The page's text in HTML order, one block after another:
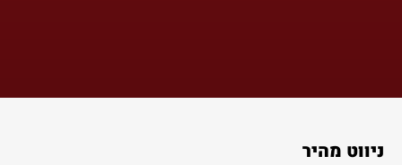
ניווט מהיר